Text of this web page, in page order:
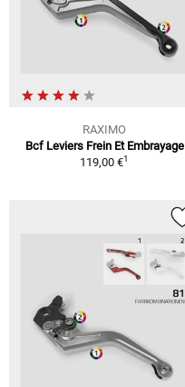
RAXIMO
Bcf Leviers Frein Et Embrayage
119,00 €1